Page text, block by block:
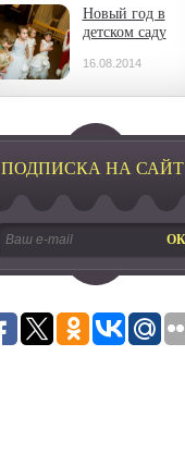
Новый год в
детском саду
16.08.2014
ПОДПИСКА НА САЙТ